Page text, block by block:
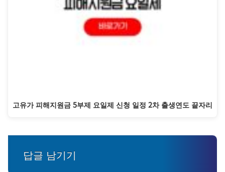
고유가 피해지원금 5부제 요일제 신청 일정 2차 출생연도 끝자리
답글 남기기